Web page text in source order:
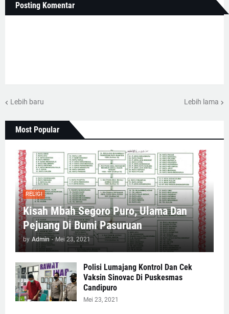
Posting Komentar
Lebih baru Lebih lama
Most Popular
RELIGI
Kisah Mbah Segoro Puro, Ulama Dan
Pejuang Di Bumi Pasuruan
by Admin - Mei 23, 2021
Polisi Lumajang Kontrol Dan Cek
Vaksin Sinovac Di Puskesmas
Candipuro
Mei 23, 2021